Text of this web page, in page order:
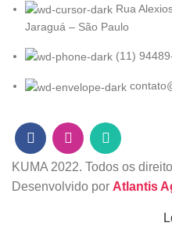
Rua
Jaraguá – São Paulo
(11)
KUMA 2022. Todos os
Desenvolvido por Atlantis